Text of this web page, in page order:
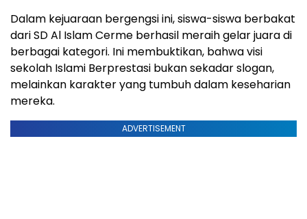
Dalam kejuaraan bergengsi ini, siswa-siswa berbakat
dari SD Al Islam Cerme berhasil meraih gelar juara di
berbagai kategori. Ini membuktikan, bahwa visi
sekolah Islami Berprestasi bukan sekadar slogan,
melainkan karakter yang tumbuh dalam keseharian
mereka.
ADVERTISEMENT